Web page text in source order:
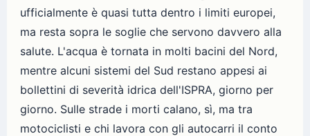
ufficialmente è quasi tutta dentro i limiti europei,
ma resta sopra le soglie che servono davvero alla
salute. L'acqua è tornata in molti bacini del Nord,
mentre alcuni sistemi del Sud restano appesi ai
bollettini di severità idrica dell'ISPRA, giorno per
giorno. Sulle strade i morti calano, sì, ma tra
motociclisti e chi lavora con gli autocarri il conto